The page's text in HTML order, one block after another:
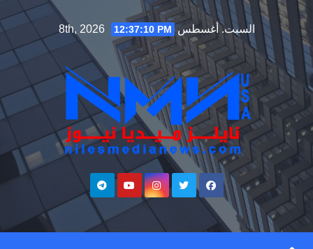
Skip
to
content
السبت. أغسطس 8th, 2026 12:37:11 PM